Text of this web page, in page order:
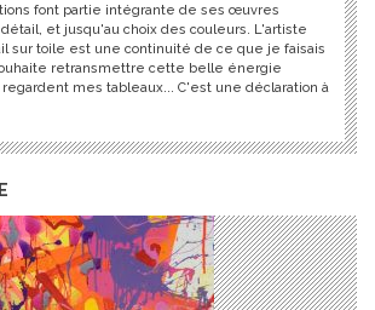
font partie intégrante de ses œuvres
et jusqu'au choix des couleurs. L'artiste
sur toile est une continuité de ce que je faisais
retransmettre cette belle énergie
mes tableaux... C'est une déclaration à